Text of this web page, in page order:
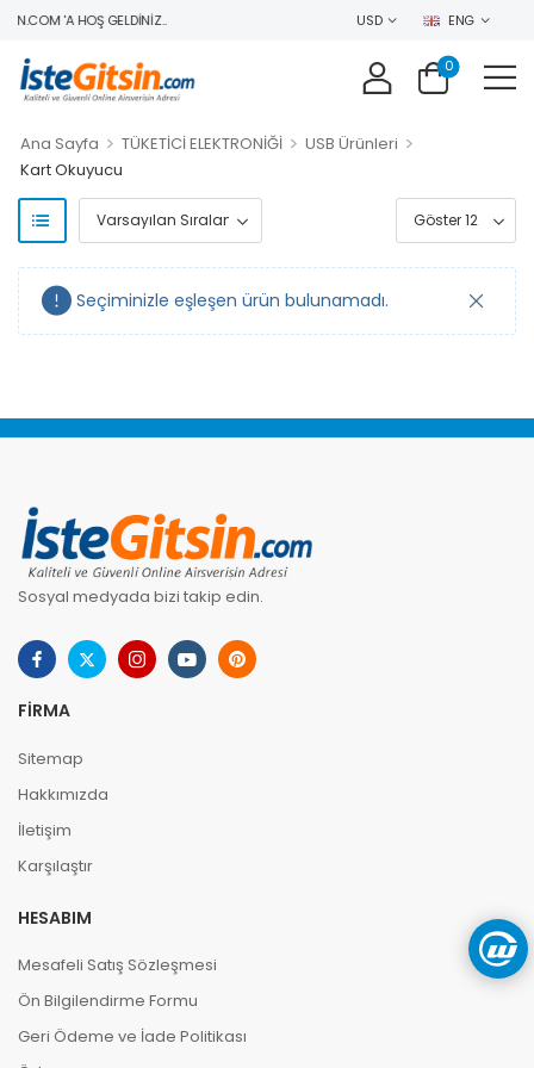
'A HOŞ GELDINIZ.. USD ENG
0
Ana Sayfa > TÜKETİCİ ELEKTRONİĞİ > USB Ürünleri >
Kart Okuyucu
Seçiminizle eşleşen ürün bulunamadı.
Sosyal medyada bizi takip edin.
FIRMA
Sitemap
Hakkımızda
İletişim
Karşılaştır
HESABIM
Mesafeli Satış Sözleşmesi
Ön Bilgilendirme Formu
Geri Ödeme ve İade Politikası